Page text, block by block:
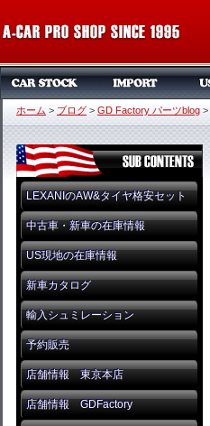
ホーム > ブログ > GD Factory パーツblog >
LEXANIのAW&タイヤ格安セット
中古車・新車の在庫情報
US現地の在庫情報
新車カタログ
輸入シュミレーション
予約販売
店舗情報 東京本店
店舗情報 GDFactory